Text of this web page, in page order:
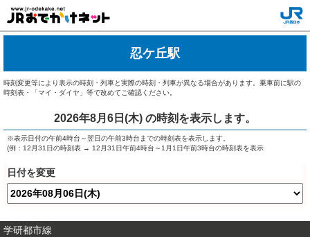
忍ケ丘駅
時刻変更等により表示の時刻・列車と実際の時刻・列車が異なる場合があります。乗車前に駅の
時刻表・「マイ・ダイヤ」等で改めてご確認ください。
2026年8月6日(木) の時刻を表示します。
日付を変更
※表示日付の午前4時台～翌日の午前3時台までの時刻表を表示します。
(例：12月31日の時刻表 → 12月31日午前4時台～1月1日午前3時台の時刻表を表示
学研都市線